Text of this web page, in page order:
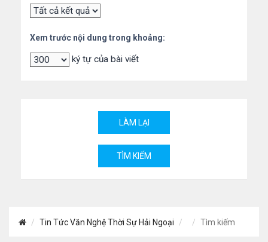
Xem trước nội dung trong khoảng:
ký tự của bài viết
Tin Tức Văn Nghệ Thời Sự Hải Ngoại Tìm kiếm